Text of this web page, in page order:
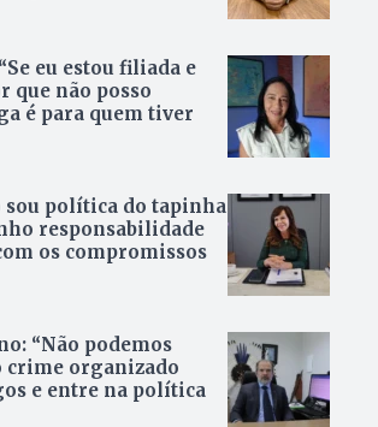
eu estou filiada e
que não posso
é para quem tiver
sou política do tapinha
responsabilidade
os compromissos
“Não podemos
organizado
e entre na política